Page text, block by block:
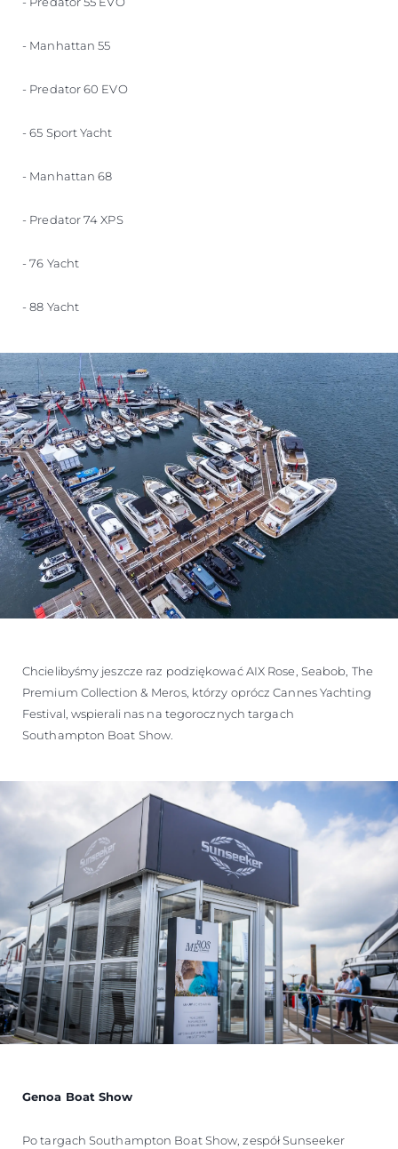
- Manhattan 55
- Predator 60 EVO
- 65 Sport Yacht
- Manhattan 68
- Predator 74 XPS
- 76 Yacht
- 88 Yacht
Chcielibyśmy jeszcze raz podziękować AIX Rose, Seabob, The
Premium Collection & Meros, którzy oprócz Cannes Yachting
Festival, wspierali nas na tegorocznych targach
Southampton Boat Show.
Genoa Boat Show
Po targach Southampton Boat Show, zespół Sunseeker